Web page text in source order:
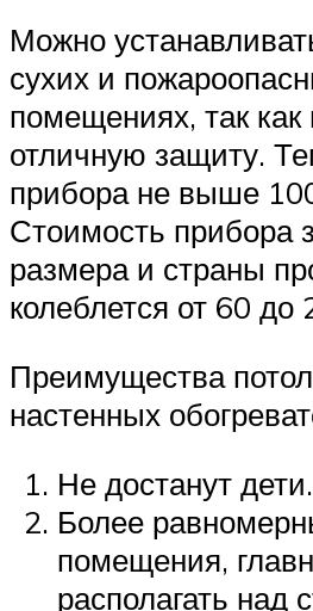
Можно
сухих и
помещениях, так
отличную защиту.
прибора не выше
Стоимость прибора
размера и страны
колеблется от 60 до
Преимущества
настенных
Не достанут дети.
Более
помещения,
располагать над